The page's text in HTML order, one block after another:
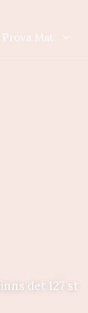
Prova Mat
det 127 st